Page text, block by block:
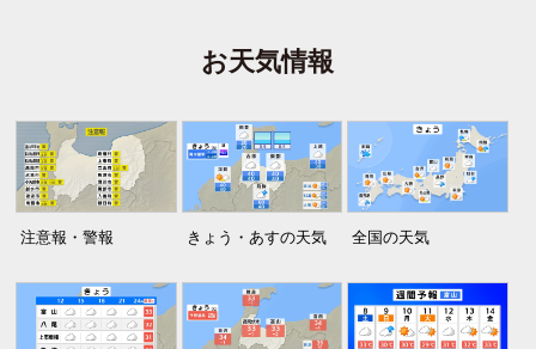
お天気情報
注意報・警報 きょう・あすの天気 全国の天気